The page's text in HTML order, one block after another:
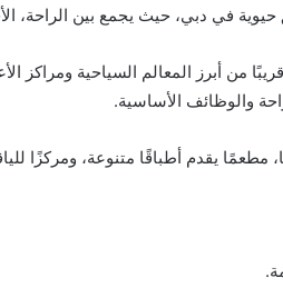
في دبي، حيث يجمع بين الراحة،
من أبرز المعالم السياحية
والوظائف الأساسية.
يقدم أطباقًا متنوعة، ومركزًا